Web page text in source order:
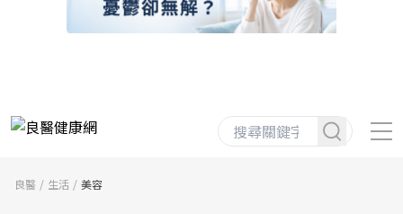
良醫 生活 美容